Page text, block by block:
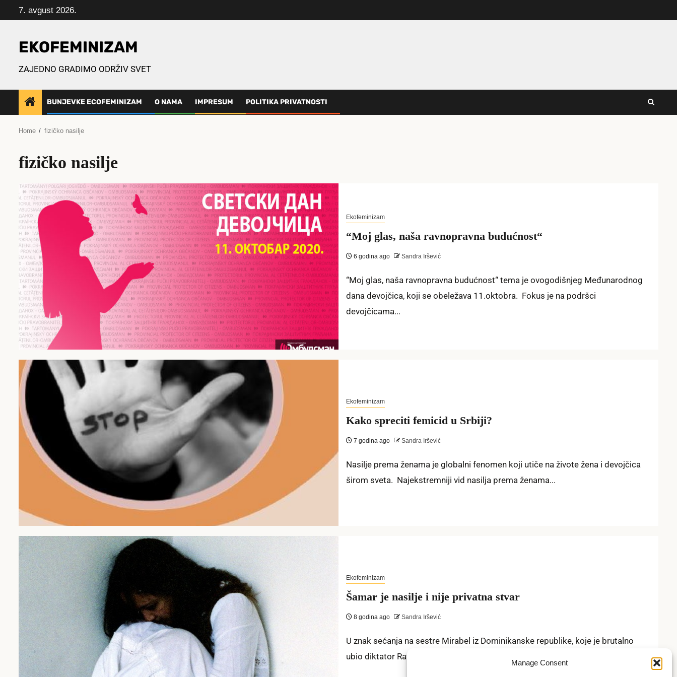
Manage Consent
to
7. avgust 2026.
EKOFEMINIZAM
ZAJEDNO GRADIMO ODRŽIV SVET
BUNJEVKE ECOFEMINIZAM O NAMA IMPRESUM POLITIKA PRIVATNOSTI
Home fizičko nasilje
fizičko nasilje
Ekofeminizam
“Moj glas, naša ravnopravna budućnost“
6 godina ago Sandra Iršević
“Moj glas, naša ravnopravna budućnost“ tema je ovogodišnjeg Međunarodnog
dana devojčica, koji se obeležava 11.oktobra. Fokus je na podršci
devojčicama...
Ekofeminizam
Kako spreciti femicid u Srbiji?
7 godina ago Sandra Iršević
Nasilje prema ženama je globalni fenomen koji utiče na živote žena i devojčica
širom sveta. Najekstremniji vid nasilja prema ženama...
Ekofeminizam
Šamar je nasilje i nije privatna stvar
8 godina ago Sandra Iršević
U znak sećanja na sestre Mirabel iz Dominikanske republike, koje je brutalno
ubio diktator Rafael Trujillo.1999. godine, Ujedinjene Nacije su...